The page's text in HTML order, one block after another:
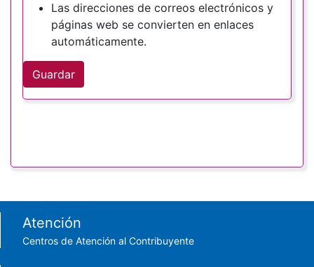
Las direcciones de correos electrónicos y
páginas web se convierten en enlaces
automáticamente.
Guardar
Footer menu
Atención
Centros de Atención al Contribuyente